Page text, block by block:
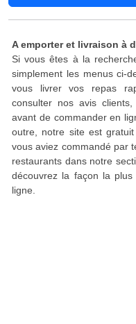
A emporter et livraison à
Si vous êtes à la
simplement les menus ci-
vous livrer vos repas
consulter nos avis
avant de commander en
outre, notre site est
vous aviez commandé par
restaurants dans notre
découvrez la façon la
ligne.